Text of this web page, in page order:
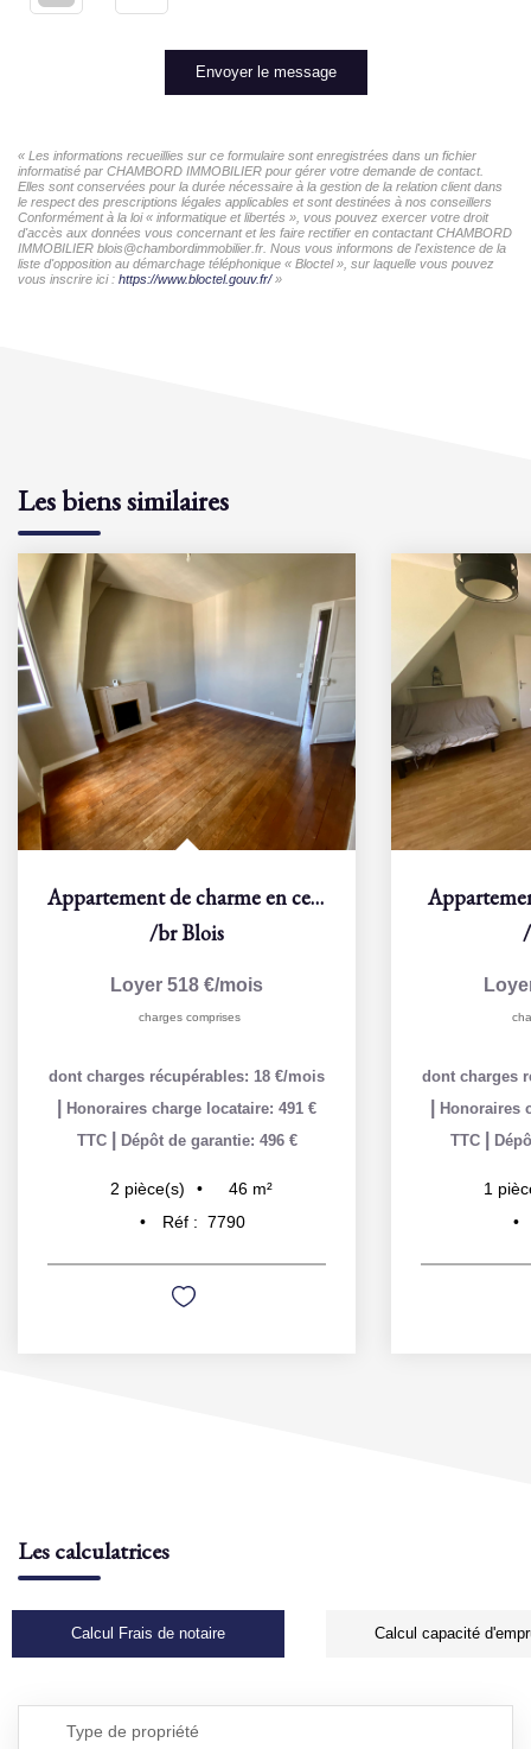
Envoyer le message
« Les informations recueillies sur ce formulaire sont enregistrées dans un fichier
informatisé par CHAMBORD IMMOBILIER pour gérer votre demande de contact.
Elles sont conservées pour la durée nécessaire à la gestion de la relation client dans
le respect des prescriptions légales applicables et sont destinées à nos conseillers
Conformément à la loi « informatique et libertés », vous pouvez exercer votre droit
d'accès aux données vous concernant et les faire rectifier en contactant CHAMBORD
IMMOBILIER blois@chambordimmobilier.fr. Nous vous informons de l'existence de la
liste d'opposition au démarchage téléphonique « Bloctel », sur laquelle vous pouvez
vous inscrire ici : https://www.bloctel.gouv.fr/»
Les biens similaires
Appartement de charme en centre-ville
/brBlois
Loyer 518 €/mois
charges comprises
dont charges récupérables: 18 €/mois
Honoraires charge locataire: 491 €
TTC
Dépôt de garantie: 496 €
2 pièce(s) 46 m²
Réf : 7790
dont charges
Honoraires
TTC
1
Les calculatrices
Calcul Frais de notaire Calcul capacité